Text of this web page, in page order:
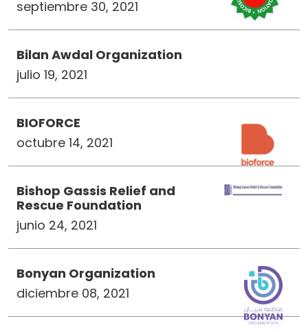
septiembre 30, 2021
Bilan Awdal Organization
julio 19, 2021
BIOFORCE
octubre 14, 2021
Bishop Gassis Relief and
Rescue Foundation
junio 24, 2021
Bonyan Organization
diciembre 08, 2021